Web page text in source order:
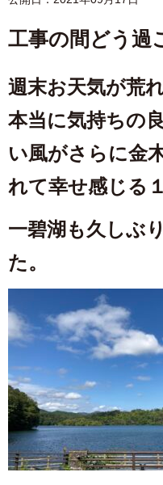
工事の間どう過
週末お天気が荒
本当に気持ちの
い風がさらに金
れて幸せ感じる
一碧湖も久しぶ
た。